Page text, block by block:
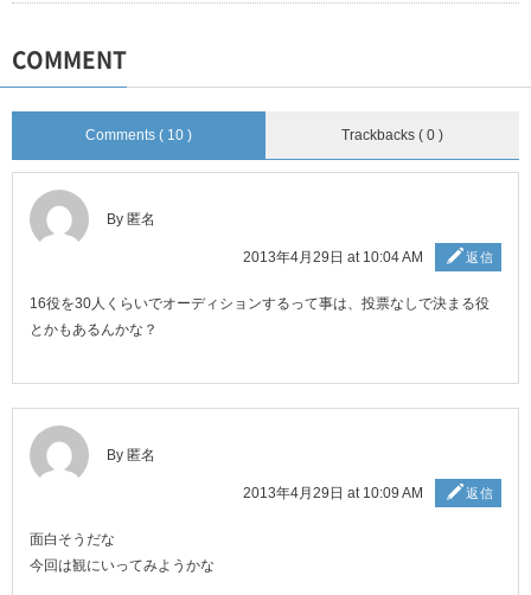
COMMENT
Comments ( 10 ) Trackbacks ( 0 )
By 匿名
2013年4月29日 at 10:04 AM 返信
16役を30人くらいでオーディションするって事は、投票なしで決まる役
とかもあるんかな？
By 匿名
2013年4月29日 at 10:09 AM 返信
面白そうだな
今回は観にいってみようかな